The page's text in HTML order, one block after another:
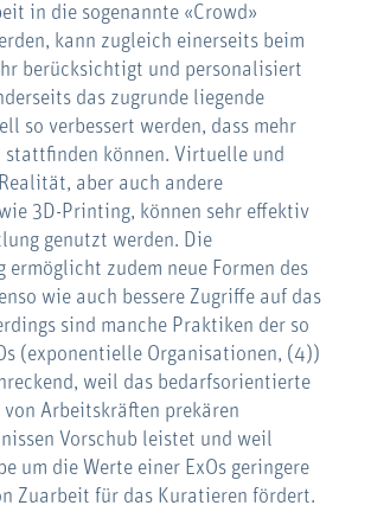
in die sogenannte «Crowd»
kann zugleich einerseits beim
berücksichtigt und personalisiert
das zugrunde liegende
so verbessert werden, dass mehr
stattfinden können. Virtuelle und
aber auch andere
wie 3D-Printing, können sehr effektiv
genutzt werden. Die
ermöglicht zudem neue Formen des
wie auch bessere Zugriffe auf das
sind manche Praktiken der so
(exponentielle Organisationen, (4))
weil das bedarfsorientierte
Arbeitskräften prekären
Vorschub leistet und weil
um die Werte einer ExOs geringere
Zuarbeit für das Kuratieren fördert.